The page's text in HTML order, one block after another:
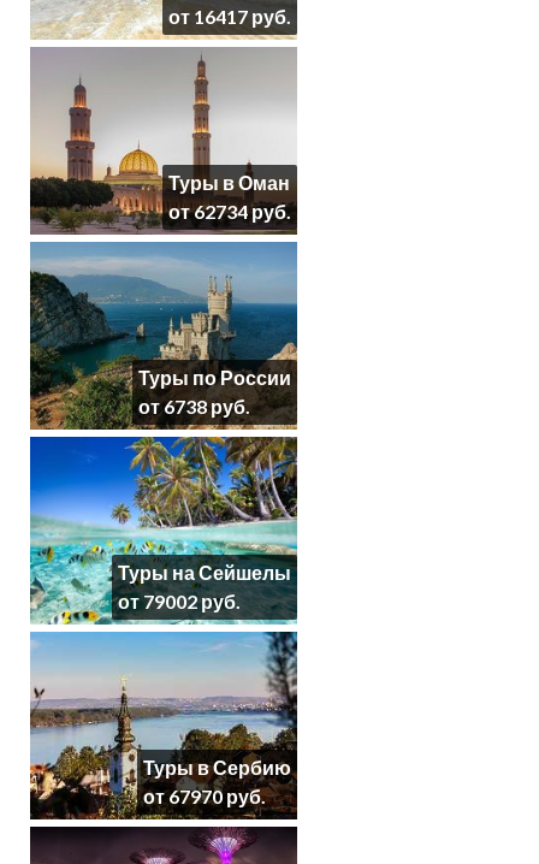
от 16417 руб.
Туры в Оман
от 62734 руб.
Туры по России
от 6738 руб.
Туры на Сейшелы
от 79002 руб.
Туры в Сербию
от 67970 руб.